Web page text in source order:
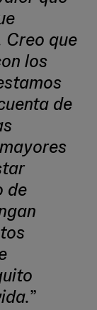
Creo que
los
de
de
”